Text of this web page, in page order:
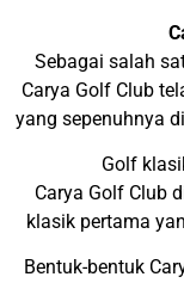
Sebagai salah
Carya Golf Club
yang sepenuhnya
Golf
Carya Golf Club
klasik pertama
Bentuk-bentuk